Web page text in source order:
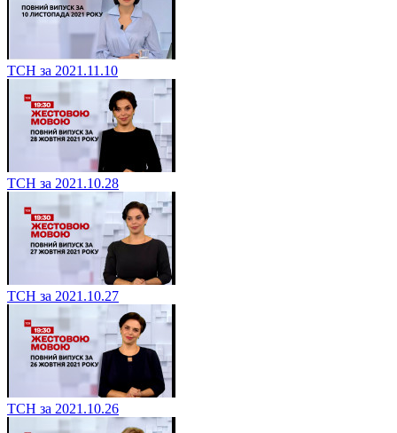
ТСН за 2021.11.10
ТСН за 2021.10.28
ТСН за 2021.10.27
ТСН за 2021.10.26